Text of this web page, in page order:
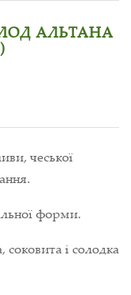
АЛЬТАНА
чеської
форми.
і солодка